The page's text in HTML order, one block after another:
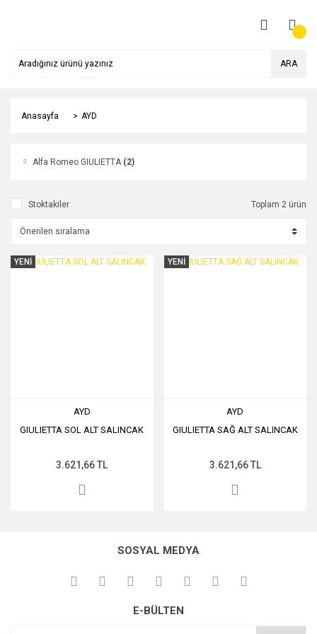
ARA
Anasayfa AYD
Alfa Romeo GIULIETTA (2)
Stoktakiler Toplam 2 ürün
YENİ
AYD
GIULIETTA SOL ALT SALINCAK
3.621,66 TL
YENİ
AYD
GIULIETTA SAĞ ALT SALINCAK
3.621,66 TL
SOSYAL MEDYA
E-BÜLTEN